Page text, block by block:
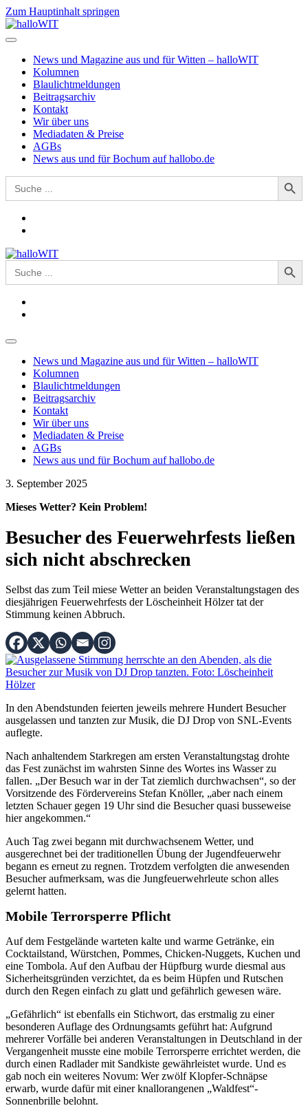
Zum Hauptinhalt springen
News und Magazine aus und für Witten – halloWIT
Kolumnen
Blaulichtmeldungen
Beitragsarchiv
Kontakt
Wir über uns
Mediadaten & Preise
AGBs
News aus und für Bochum auf hallobo.de
Search
for:
Search Button
Search
for:
Search Button
News und Magazine aus und für Witten – halloWIT
Kolumnen
Blaulichtmeldungen
Beitragsarchiv
Kontakt
Wir über uns
Mediadaten & Preise
AGBs
News aus und für Bochum auf hallobo.de
3. September 2025
Mieses Wetter? Kein Problem!
Besucher des Feuerwehrfests ließen
sich nicht abschrecken
Selbst das zum Teil miese Wetter an beiden Veranstaltungstagen des
diesjährigen Feuerwehrfests der Löscheinheit Hölzer tat der
Stimmung keinen Abbruch.
In den Abendstunden feierten jeweils mehrere Hundert Besucher
ausgelassen und tanzten zur Musik, die DJ Drop von SNL-Events
auflegte.
Nach anhaltendem Starkregen am ersten Veranstaltungstag drohte
das Fest zunächst im wahrsten Sinne des Wortes ins Wasser zu
fallen. „Der Besuch war in der Tat ziemlich durchwachsen“, so der
Vorsitzende des Fördervereins Stefan Knöller, „aber nach einem
letzten Schauer gegen 19 Uhr sind die Besucher quasi busseweise
hier angekommen.“
Auch Tag zwei begann mit durchwachsenem Wetter, und
ausgerechnet bei der traditionellen Übung der Jugendfeuerwehr
begann es erneut zu regnen. Trotzdem verfolgten die anwesenden
Besucher aufmerksam, was die Jungfeuerwehrleute schon alles
gelernt hatten.
Mobile Terrorsperre Pflicht
Auf dem Festgelände warteten kalte und warme Getränke, ein
Cocktailstand, Würstchen, Pommes, Chicken-Nuggets, Kuchen und
eine Tombola. Auf den Aufbau der Hüpfburg wurde diesmal aus
Sicherheitsgründen verzichtet, da es beim Hüpfen und Rutschen
durch den Regen einfach zu glatt und gefährlich gewesen wäre.
„Gefährlich“ ist ebenfalls ein Stichwort, das erstmalig zu einer
besonderen Auflage des Ordnungsamts geführt hat: Aufgrund
mehrerer Vorfälle bei anderen Veranstaltungen in Deutschland in der
Vergangenheit musste eine mobile Terrorsperre errichtet werden, die
durch einen Radlader mit Sandkiste gewährleistet wurde. Und es
gab noch ein weiteres Novum: Wer zwölf Klopfer-Schnäpse
erwarb, wurde dafür mit einer knallorangenen „Waldfest“-
Sonnenbrille belohnt.